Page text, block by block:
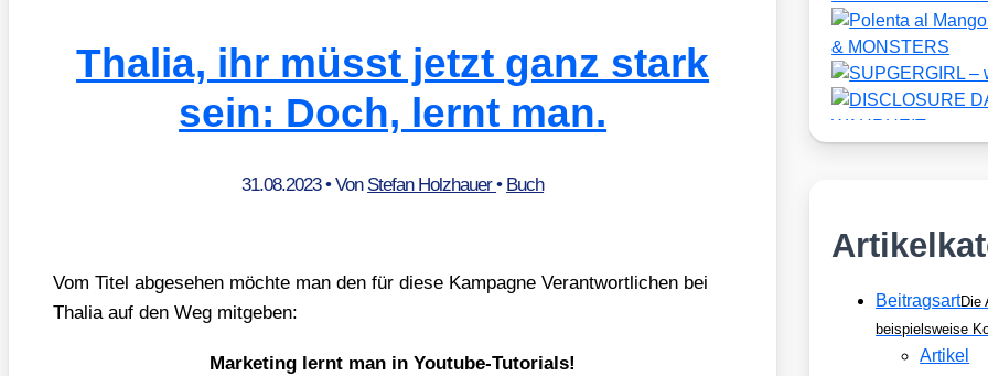
Thalia, ihr müsst jetzt ganz stark
sein: Doch, lernt man.
31.08.2023• Von Stefan Holzhauer• Buch
Vom Titel abge­se­hen möch­te man den für die­se Kam­pa­gne Ver­ant­wort­li­chen bei
Tha­lia auf den Weg mit­ge­ben:
Mar­ke­ting lernt man in You­tube-Tuto­ri­als!
BeitragsartDie
beispielsweise
Artikel